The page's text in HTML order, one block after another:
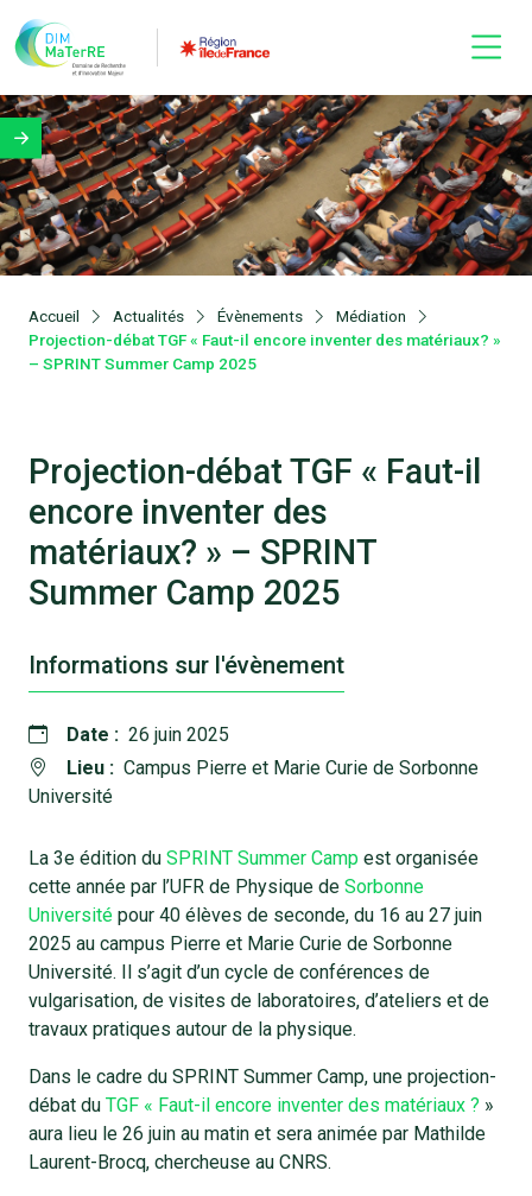
Accueil Actualités Évènements
Médiation
Projection-débat TGF « Faut-il encore inventer des matériaux? »
– SPRINT Summer Camp 2025
Projection-débat TGF « Faut-il
encore inventer des
matériaux? » – SPRINT
Summer Camp 2025
Informations sur l'évènement
Date : 26 juin 2025
Lieu : Campus Pierre et Marie Curie de Sorbonne
Université
La 3e édition du SPRINT Summer Camp est organisée
cette année par l’UFR de Physique de Sorbonne
Université pour 40 élèves de seconde, du 16 au 27 juin
2025 au campus Pierre et Marie Curie de Sorbonne
Université. Il s’agit d’un cycle de conférences de
vulgarisation, de visites de laboratoires, d’ateliers et de
travaux pratiques autour de la physique.
Dans le cadre du SPRINT Summer Camp, une projection-
débat du TGF « Faut-il encore inventer des matériaux ? »
aura lieu le 26 juin au matin et sera animée par Mathilde
Laurent-Brocq, chercheuse au CNRS.